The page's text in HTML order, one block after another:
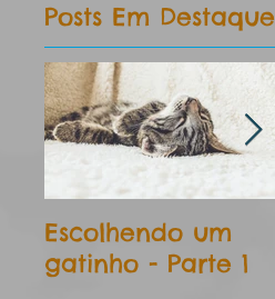
Posts Em Destaque
Escolhendo um
gatinho - Parte 1